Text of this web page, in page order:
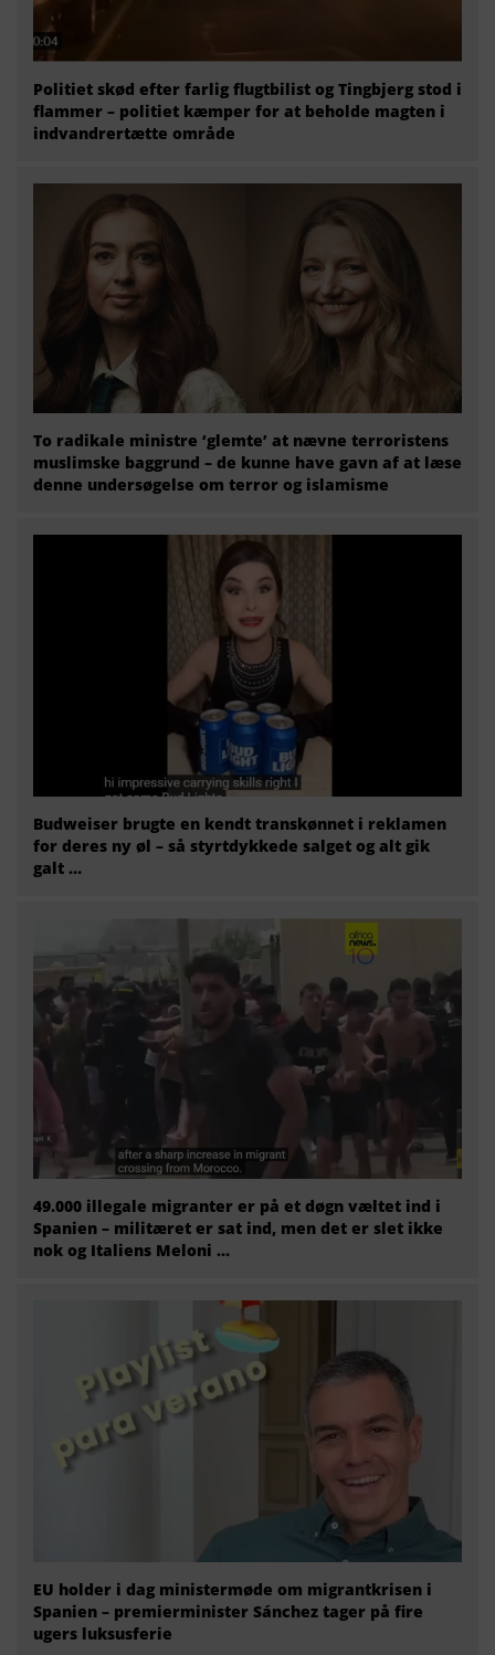
Politiet skød efter farlig flugtbilist og Tingbjerg stod i
flammer – politiet kæmper for at beholde magten i
indvandrertætte område
To radikale ministre ‘glemte’ at nævne terroristens
muslimske baggrund – de kunne have gavn af at læse
denne undersøgelse om terror og islamisme
Budweiser brugte en kendt transkønnet i reklamen
for deres ny øl – så styrtdykkede salget og alt gik
galt …
49.000 illegale migranter er på et døgn væltet ind i
Spanien – militæret er sat ind, men det er slet ikke
nok og Italiens Meloni ...
EU holder i dag ministermøde om migrantkrisen i
Spanien – premierminister Sánchez tager på fire
ugers luksusferie